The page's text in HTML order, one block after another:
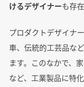
けるデザイナーも存
プロダクトデザイナ
車、伝統的工芸品な
ます。このなかで、
など、工業製品に特